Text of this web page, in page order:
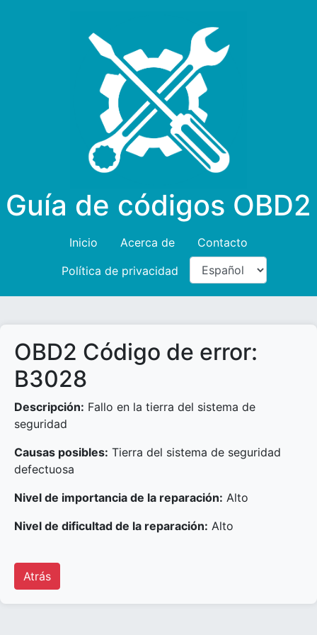
Guía de códigos OBD2
Inicio Acerca de
Contacto
Política de privacidad
OBD2 Código de error:
B3028
Descripción: Fallo en la tierra del sistema de
seguridad
Causas posibles: Tierra del sistema de seguridad
defectuosa
Nivel de importancia de la reparación: Alto
Nivel de dificultad de la reparación: Alto
Atrás